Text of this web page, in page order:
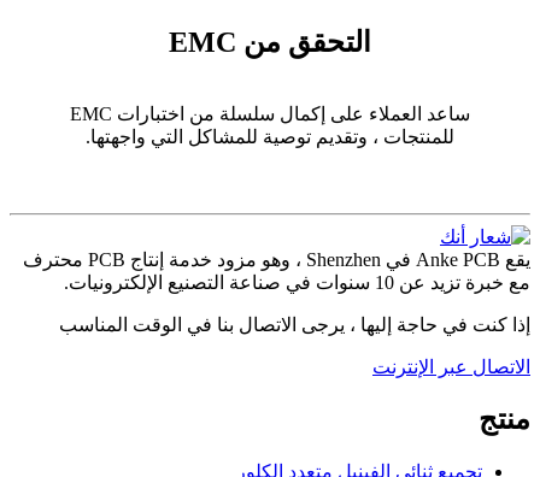
التحقق من EMC
ساعد العملاء على إكمال سلسلة من اختبارات EMC
للمنتجات ، وتقديم توصية للمشاكل التي واجهتها.
يقع Anke PCB في Shenzhen ، وهو مزود خدمة إنتاج PCB محترف
مع خبرة تزيد عن 10 سنوات في صناعة التصنيع الإلكترونيات.
إذا كنت في حاجة إليها ، يرجى الاتصال بنا في الوقت المناسب
الاتصال عبر الإنترنت
منتج
تجميع ثنائي الفينيل متعدد الكلور